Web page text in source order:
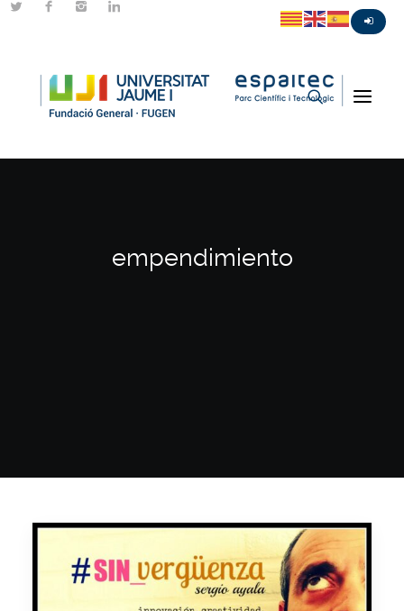
empendimiento